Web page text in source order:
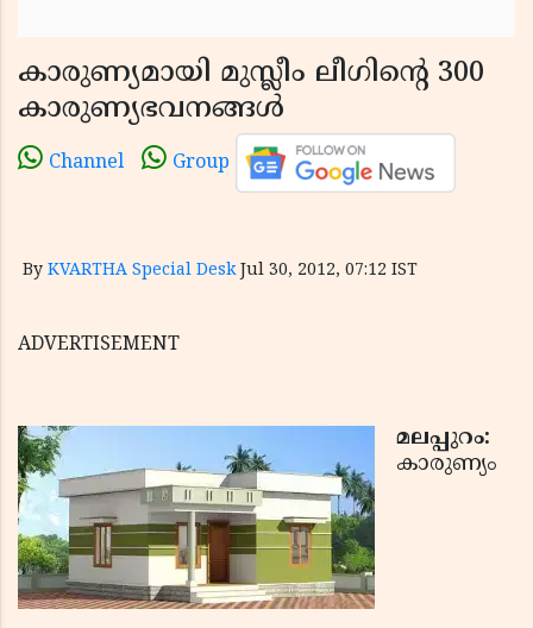
കാരുണ്യമായി മുസ്ലീം ലീഗിന്റെ 300
കാരുണ്യഭവനങ്ങള്‍
Channel Group
By KVARTHA Special Desk Jul 30, 2012, 07:12 IST
ADVERTISEMENT
മലപ്പുറം:
കാരുണ്യം